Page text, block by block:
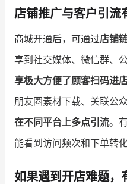
店铺推广与客户引流
商城开通后，可通过店铺
享到社交媒体、微信群、
享极大方便了顾客扫码进
朋友圈素材下载、关联公
在不同平台上多点引流。
能看到访问频次和下单转
如果遇到开店难题，